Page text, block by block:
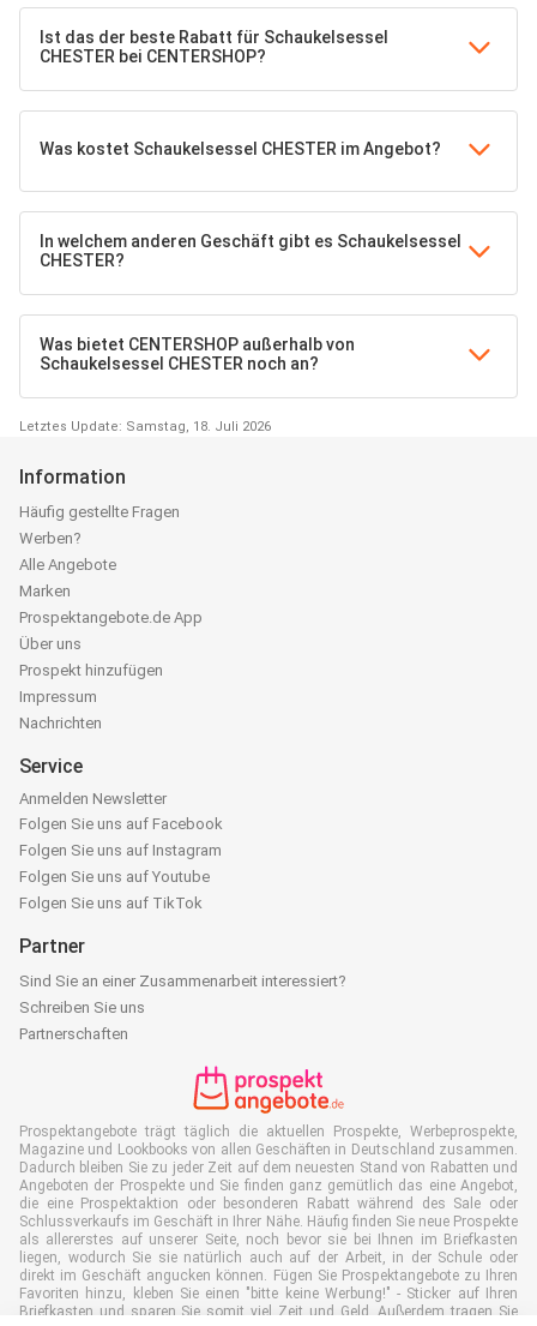
Ist das der beste Rabatt für Schaukelsessel
CHESTER bei CENTERSHOP?
Was kostet Schaukelsessel CHESTER im Angebot?
In welchem anderen Geschäft gibt es Schaukelsessel
CHESTER?
Was bietet CENTERSHOP außerhalb von
Schaukelsessel CHESTER noch an?
Letztes Update: Samstag, 18. Juli 2026
Information
Häufig gestellte Fragen
Werben?
Alle Angebote
Marken
Prospektangebote.de App
Über uns
Prospekt hinzufügen
Impressum
Nachrichten
Service
Anmelden Newsletter
Folgen Sie uns auf Facebook
Folgen Sie uns auf Instagram
Folgen Sie uns auf Youtube
Folgen Sie uns auf TikTok
Partner
Sind Sie an einer Zusammenarbeit interessiert?
Schreiben Sie uns
Partnerschaften
Prospektangebote trägt täglich die aktuellen Prospekte, Werbeprospekte,
Magazine und Lookbooks von allen Geschäften in Deutschland zusammen.
Dadurch bleiben Sie zu jeder Zeit auf dem neuesten Stand von Rabatten und
Angeboten der Prospekte und Sie finden ganz gemütlich das eine Angebot,
die eine Prospektaktion oder besonderen Rabatt während des Sale oder
Schlussverkaufs im Geschäft in Ihrer Nähe. Häufig finden Sie neue Prospekte
als allererstes auf unserer Seite, noch bevor sie bei Ihnen im Briefkasten
liegen, wodurch Sie sie natürlich auch auf der Arbeit, in der Schule oder
direkt im Geschäft angucken können. Fügen Sie Prospektangebote zu Ihren
Favoriten hinzu, kleben Sie einen "bitte keine Werbung!" - Sticker auf Ihren
Briefkasten und sparen Sie somit viel Zeit und Geld. Außerdem tragen Sie